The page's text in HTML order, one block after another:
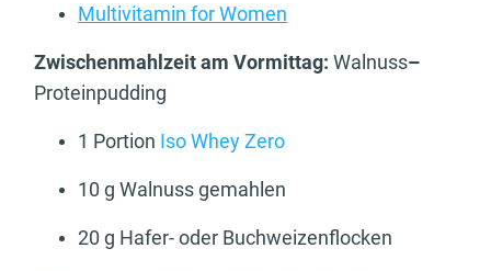
Multivitamin for Women
Zwischenmahlzeit am Vormittag: Walnuss–
Proteinpudding
1 Portion Iso Whey Zero
10 g Walnuss gemahlen
20 g Hafer- oder Buchweizenflocken